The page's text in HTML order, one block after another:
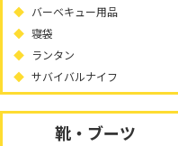
バーベキュー用品
寝袋
ランタン
サバイバルナイフ
靴・ブーツ